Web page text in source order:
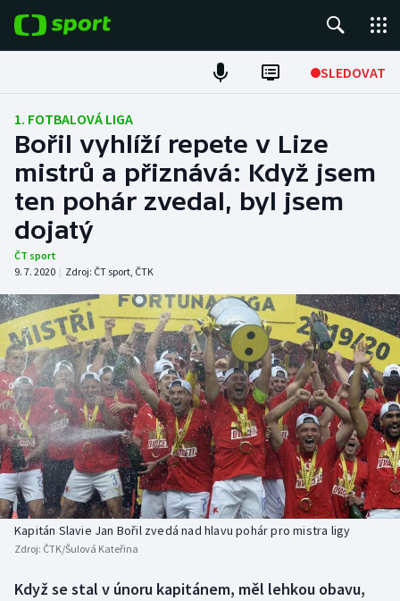
SLEDOVAT
Fotbal
Hokej
Tenis
Atletika
DALŠÍ SPORTY
Americký fotbal
Baseball a softbal
Basketbal
Biatlon
Boby a skeleton
Box
NEPŘEHLÉDNĚTE
Soutěže
Historické návraty
Aplikace ČT sport
AZ kvíz
1. FOTBALOVÁ LIGA
Bořil vyhlíží repete v Lize
mistrů a přiznává: Když jsem
ten pohár zvedal, byl jsem
dojatý
ČT sport
9. 7. 2020 | Zdroj: ČT sport, ČTK
Kapitán Slavie Jan Bořil zvedá nad hlavu pohár pro mistra ligy
Zdroj: ČTK/Šulová Kateřina
Když se stal v únoru kapitánem, měl lehkou obavu,